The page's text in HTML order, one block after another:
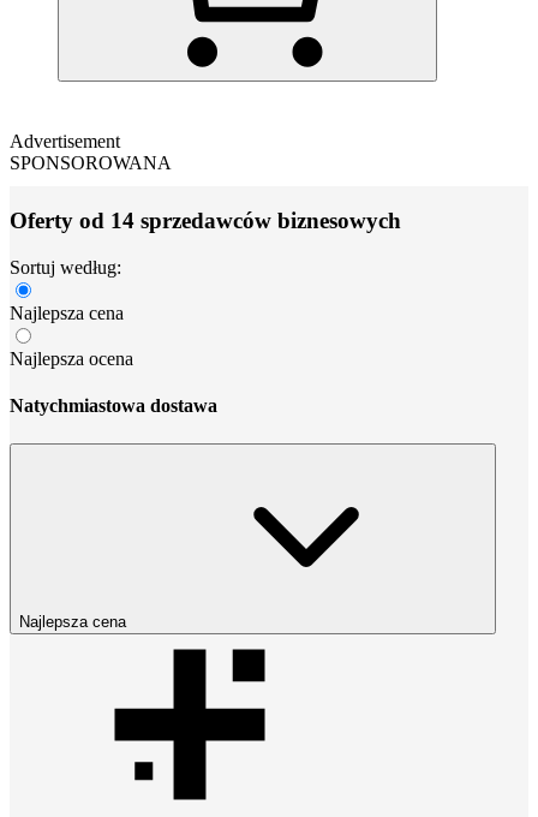
Advertisement
SPONSOROWANA
Oferty od 14 sprzedawców biznesowych
Sortuj według:
Najlepsza cena
Najlepsza ocena
Natychmiastowa dostawa
Najlepsza cena